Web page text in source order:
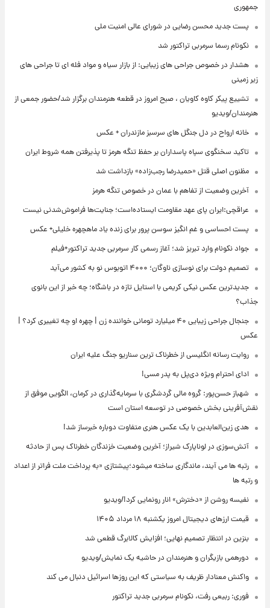
جمهوری
پست جدید محسن رضایی در شورای عالی امنیت ملی
نکونام رسما سرمربی تراکتور شد
هشدار در خصوص جراحی های زیبایی: از بازار سیاه و مواد فله ای تا جراحی های
زیر زمینی
تشییع پیکر کاوه کاویان ، صبح امروز در قطعه هنرمندان برگزار شد/حضور جمعی از
هنرمندان/ویدیو
خانه ارواح در دل جنگل های سرسبز مازندران + عکس
تاکید سخنگوی سپاه پاسداران بر حفظ تنگه هرمز تا پذیرفتن همه شروط ایران
مظنون اصلی قتل «حمیدرضا رجب‌زاده» بازداشت شد
آخرین وضعیت از تفاهم با عمان در خصوص تنگه هرمز
عراقچی:ایران پای عهد مقاومت ایستاده‌است؛ جنایت‌ها فراموش‌شدنی نیست
پست احساسی و غم انگیز سوسن پرور برای زنده یاد ماهچهره خلیلی+ عکس
جواد نکونام وارد تبریز شد؛ آغاز رسمی کار سرمربی جدید تراکتور+فیلم
تصمیم دولت برای نوسازی ناوگان؛ ۴۰۰۰ اتوبوس نو به کشور می‌آید
جدیدترین عکس نیکی کریمی با استایل تازه در باشگاه؛ چه خبر از این بانوی
جذاب؟
جنجال جراحی زیبایی ۴۰ میلیارد تومانی خواننده زن | چهره او چه تغییری کرد؟ |
عکس
روایت رسانه انگلیسی از خطرناک ترین سناریو جنگ علیه ایران
ادای احترام ویژه دی‌پل به پدر مسی!
شهباز حسن‌پور: گروه مالی گردشگری با سرمایه‌گذاری در کرمان، الگویی موفق از
نقش‌آفرینی بخش خصوصی در توسعه استان است
هدی زین‌العابدین با یک عکس هنری متفاوت دوباره خبرساز شد!
آتش‌سوزی در لوناپارک شیراز؛ آخرین وضعیت خزندگان خطرناک پس از حادثه
رتبه ها می آیند، ماندگاری ساخته میشود؛پیشتازی «به پرداخت ملت فراتر از اعداد
و رتبه ها
نفیسه روشن از «دخترش» انار رونمایی کرد!/ویدیو
قیمت ارزهای دیجیتال امروز یکشنبه ۱۸ مرداد ۱۴۰۵
بنزین در انتظار تصمیم نهایی؛ افزایش کالابرگ قطعی شد
دورهمی بازیگران و هنرمندان در حاشیه یک نمایش/ویدیو
واکنش معنادار ظریف به سیاستی که این روزها اسرائیل دنبال می کند
فوری: ربیعی رفت، نکونام سرمربی جدید تراکتور